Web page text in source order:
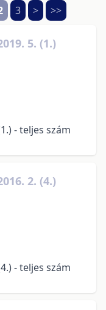
3 > >>
5. (1.)
- teljes szám
2. (4.)
- teljes szám